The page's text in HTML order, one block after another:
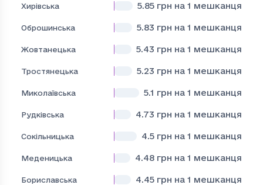
Хирівська 5.85 грн на 1 мешканця
Оброшинська 5.83 грн на 1 мешканця
Жовтанецька 5.43 грн на 1 мешканця
Тростянецька 5.23 грн на 1 мешканця
Миколаївська 5.1 грн на 1 мешканця
Рудківська 4.73 грн на 1 мешканця
Сокільницька 4.5 грн на 1 мешканця
Меденицька 4.48 грн на 1 мешканця
Бориславська 4.45 грн на 1 мешканця